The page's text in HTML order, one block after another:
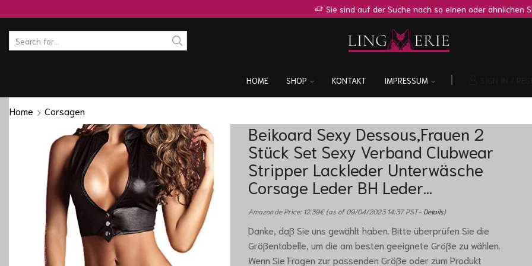
Sie sind auf der Suche nach so einen oder ähnlichen Shop? Zur
HOME SHOP KONTAKT IMPRESSUM
Home Corsagen
Beikoard Sexy Dessous,Frauen 2
Stück Set Sexy Verband Clubwear
Stripper Lackleder Unterwäsche
Corsage Leder BH Leder…
Amazon.de Price: 12.39€(as of 09/04/2023 14:37 PST- Details)
Danke, daß Sie uns gewählt haben. Bitte überprüfen Sie die
Größentabelle, um die am besten geeignete Größe zu wählen.
Wenn Sie Fragen zur passenden Größe oder zum Produkt